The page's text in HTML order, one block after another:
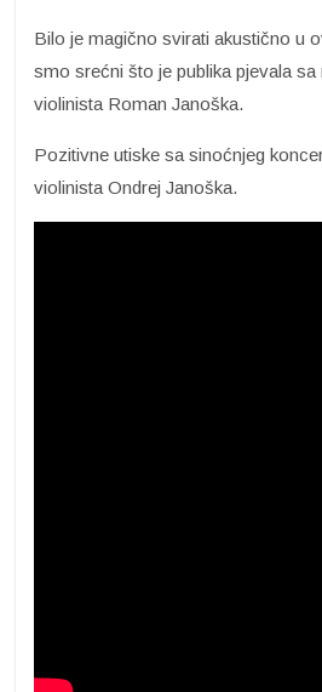
Bilo je magično svirati akustično u
smo srećni što je publika pjevala
violinista Roman Janoška.
Pozitivne utiske sa sinoćnjeg
violinista Ondrej Janoška.